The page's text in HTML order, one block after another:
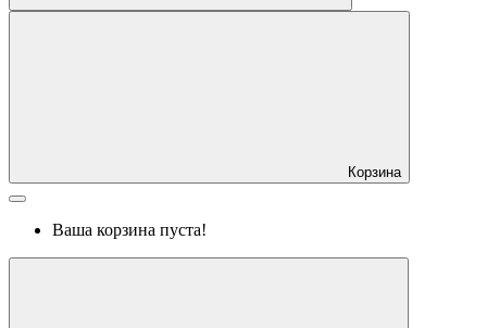
Корзина
Ваша корзина пуста!